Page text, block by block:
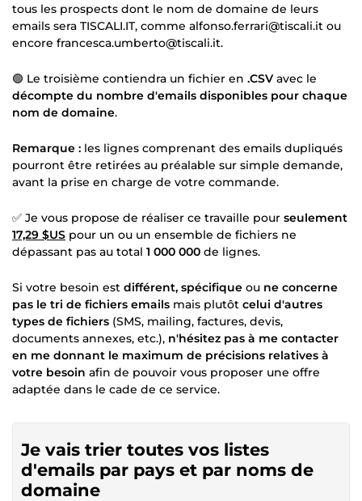
tous les prospects dont le nom de domaine de leurs
emails sera TISCALI.IT, comme alfonso.ferrari@tiscali.it ou
encore francesca.umberto@tiscali.it.
🟢 Le troisième contiendra un fichier en .CSV avec le
décompte du nombre d'emails disponibles pour chaque
nom de domaine.
Remarque : les lignes comprenant des emails dupliqués
pourront être retirées au préalable sur simple demande,
avant la prise en charge de votre commande.
✅ Je vous propose de réaliser ce travaille pour seulement
17,29 $US pour un ou un ensemble de fichiers ne
dépassant pas au total 1 000 000 de lignes.
Si votre besoin est différent, spécifique ou ne concerne
pas le tri de fichiers emails mais plutôt celui d'autres
types de fichiers (SMS, mailing, factures, devis,
documents annexes, etc.), n'hésitez pas à me contacter
en me donnant le maximum de précisions relatives à
votre besoin afin de pouvoir vous proposer une offre
adaptée dans le cade de ce service.
Je vais trier toutes vos listes
d'emails par pays et par noms de
domaine